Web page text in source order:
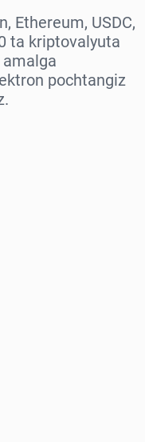
Ethereum, USDC,
ta kriptovalyuta
amalga
pochtangiz